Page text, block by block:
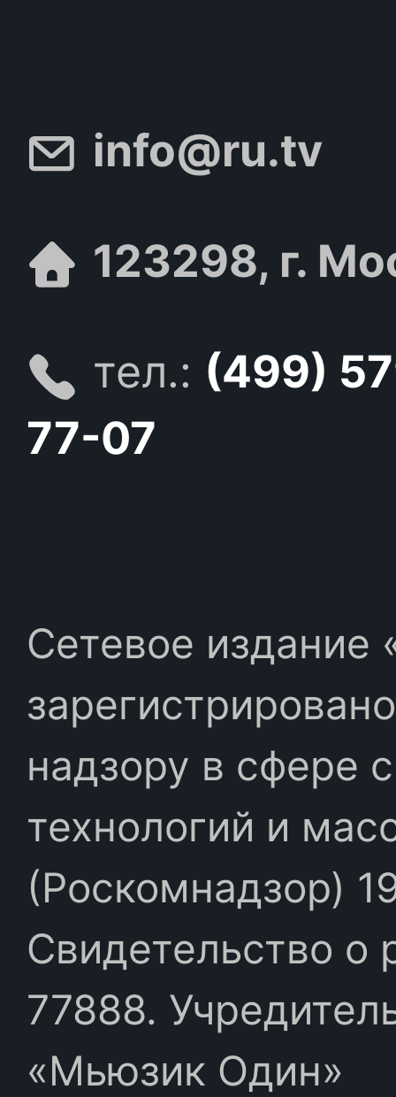
info@ru.tv
123298, г.
тел.: (499)
77-07
Сетевое издание
надзору в сфере
технологий и
(Роскомнадзор)
Свидетельство
77888.
«Мьюзик Один»